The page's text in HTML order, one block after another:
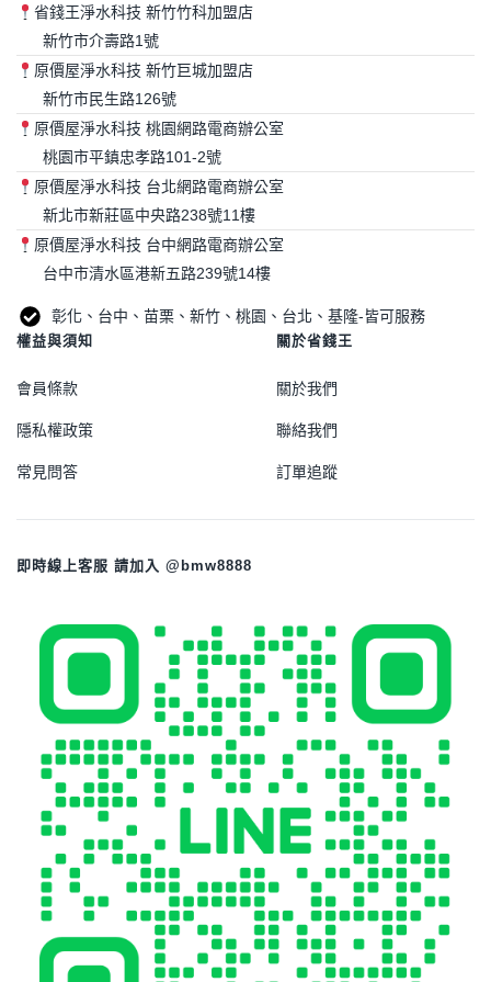
省錢王淨水科技 新竹竹科加盟店
新竹市介壽路1號
原價屋淨水科技 新竹巨城加盟店
新竹市民生路126號
原價屋淨水科技 桃園網路電商辦公室
桃園市平鎮忠孝路101-2號
原價屋淨水科技 台北網路電商辦公室
新北市新莊區中央路238號11樓
原價屋淨水科技 台中網路電商辦公室
台中市清水區港新五路239號14樓
彰化、台中、苗栗、新竹、桃園、台北、基隆-皆可服務
權益與須知
會員條款
隱私權政策
常見問答
關於省錢王
關於我們
聯絡我們
訂單追蹤
即時線上客服 請加入 @bmw8888